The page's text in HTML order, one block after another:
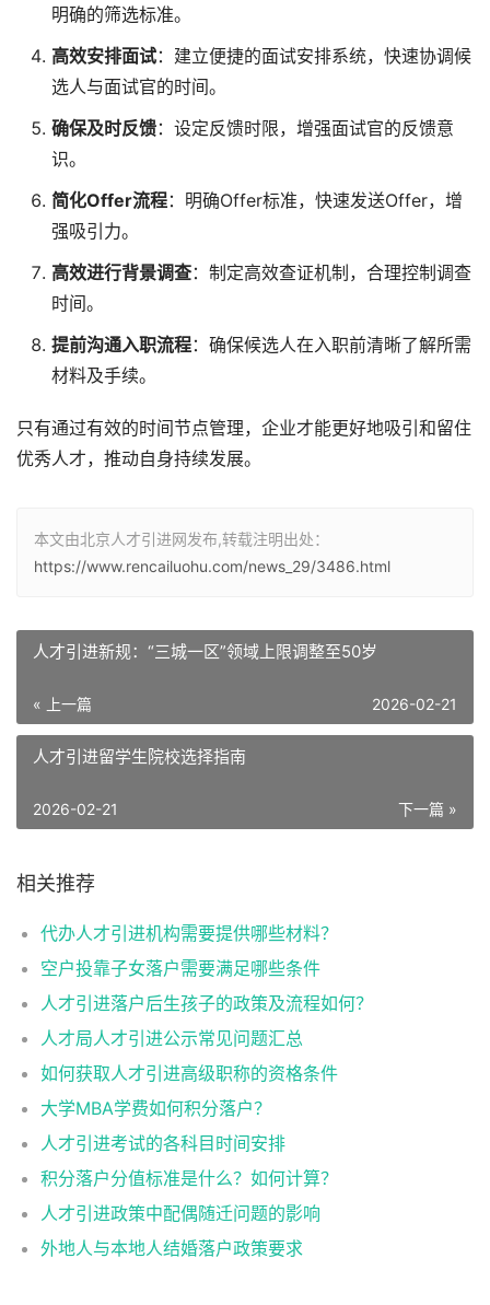
明确的筛选标准。
高效安排面试：建立便捷的面试安排系统，快速协调候
选人与面试官的时间。
确保及时反馈：设定反馈时限，增强面试官的反馈意
识。
简化Offer流程：明确Offer标准，快速发送Offer，增
强吸引力。
高效进行背景调查：制定高效查证机制，合理控制调查
时间。
提前沟通入职流程：确保候选人在入职前清晰了解所需
材料及手续。
只有通过有效的时间节点管理，企业才能更好地吸引和留住
优秀人才，推动自身持续发展。
本文由北京人才引进网发布,转载注明出处：
https://www.rencailuohu.com/news_29/3486.html
人才引进新规：“三城一区”领域上限调整至50岁
« 上一篇 2026-02-21
人才引进留学生院校选择指南
下一篇 »
2026-02-21
相关推荐
代办人才引进机构需要提供哪些材料？
空户投靠子女落户需要满足哪些条件
人才引进落户后生孩子的政策及流程如何？
人才局人才引进公示常见问题汇总
如何获取人才引进高级职称的资格条件
大学MBA学费如何积分落户？
人才引进考试的各科目时间安排
积分落户分值标准是什么？如何计算？
人才引进政策中配偶随迁问题的影响
外地人与本地人结婚落户政策要求